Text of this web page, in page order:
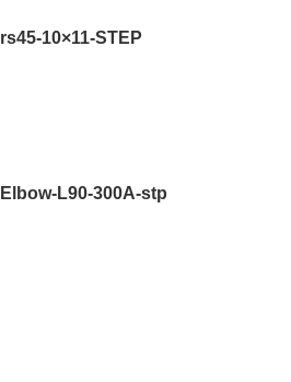
rs45-10×11-STEP
Elbow-L90-300A-stp